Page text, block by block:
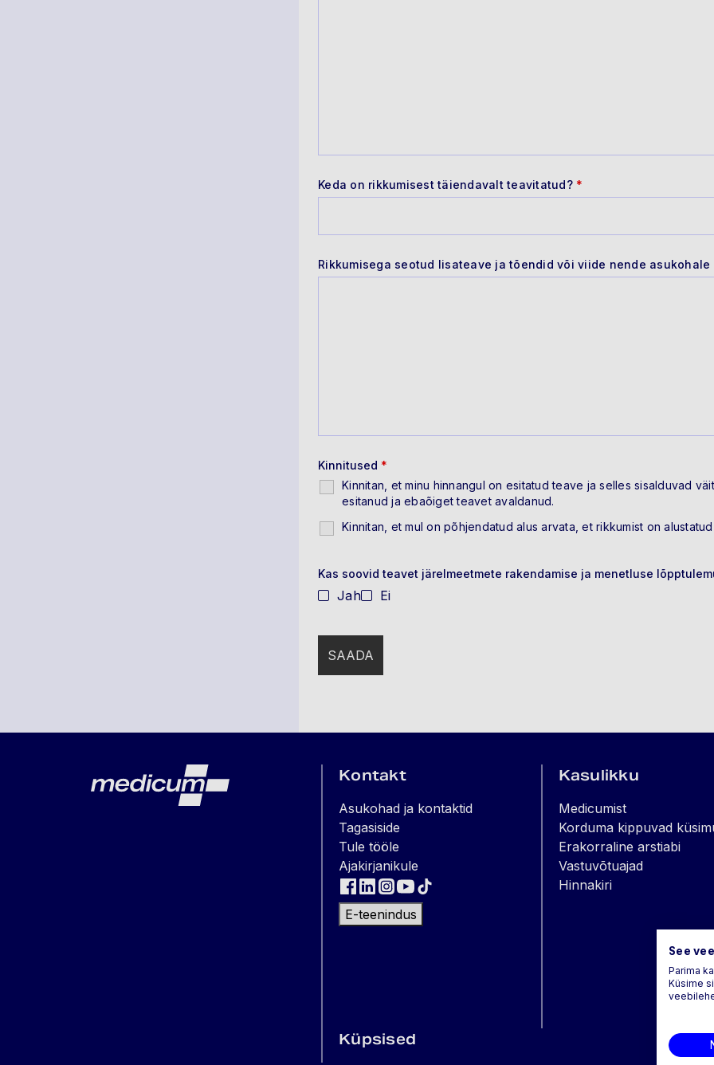
Keda on rikkumisest täiendavalt teavitatud? *
Rikkumisega seotud lisateave ja tõendid või viide nende asukohale
Kinnitused *
Kinnitan, et minu hinnangul on esitatud teave ja selles sisalduvad
esitanud ja ebaõiget teavet avaldanud.
Kinnitan, et mul on põhjendatud alus arvata, et rikkumist on
Kas soovid teavet järelmeetmete rakendamise ja menetluse
Jah Ei
Lehe jalus Kontakt
Asukohad ja kontaktid
Tagasiside
Tule tööle
Ajakirjanikule
E-teenindus
Kasulikku
Medicumist
Korduma kippuvad
Erakorraline arstiabi
Vastuvõtuajad
Hinnakiri
Küpsised
See
Parima
Küsime